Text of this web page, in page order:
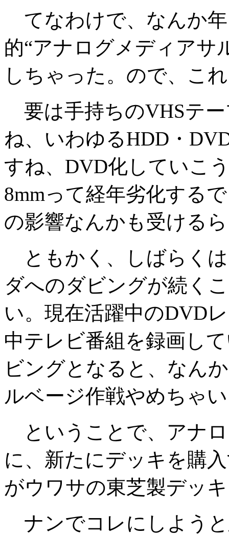
てなわけで、なんか
的“アナログメディアサ
しちゃった。ので、こ
要は手持ちのVHSテ
ね、いわゆるHDD・
すね、DVD化していこ
8mmって経年劣化する
の影響なんかも受ける
ともかく、しばらく
ダへのダビングが続く
い。現在活躍中のDVD
中テレビ番組を録画し
ビングとなると、なん
ルベージ作戦やめちゃ
ということで、アナ
に、新たにデッキを購
がウワサの東芝製デッ
ナンでコレにしよう